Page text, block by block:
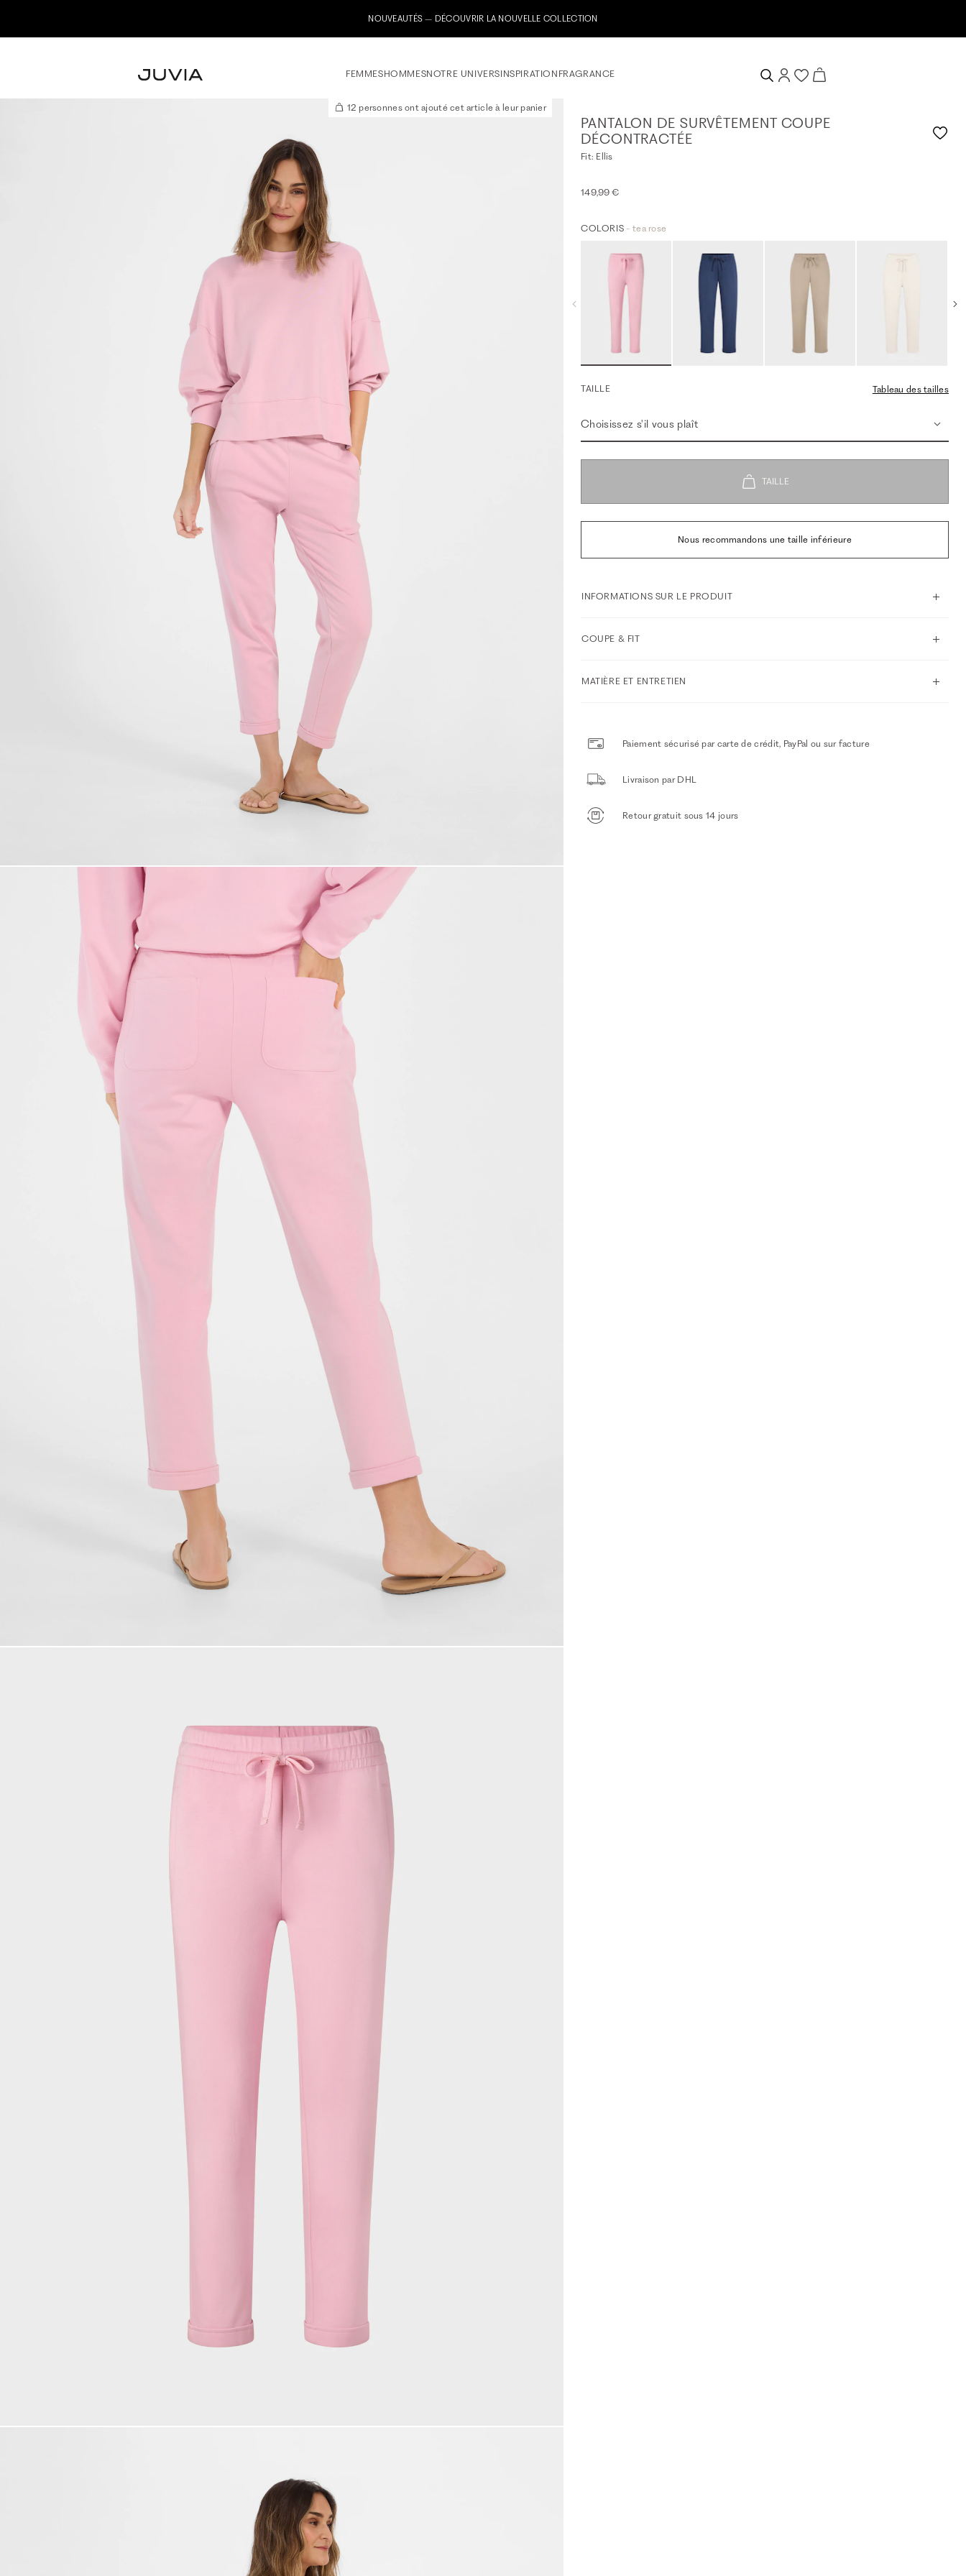
Inscrivez-vous maintenant à notre newsletter & recevez un bon de bienvenue de 10%
FEMMESHOMMESNOTRE UNIVERSINSPIRATION FRAGRANCE
12 personnes ont ajouté cet article à leur panier
PANTALON DE SURVÊTEMENT COUPE
DÉCONTRACTÉE
Fit: Ellis
149,99 €
COLORIS - tea rose
TAILLE Tableau des tailles
Choisissez s'il vous plaît
Nous recommandons une taille inférieure
INFORMATIONS SUR LE PRODUIT
COUPE & FIT
MATIÈRE ET ENTRETIEN
Paiement sécurisé par carte de crédit, PayPal ou sur facture
Livraison par DHL
Retour gratuit sous 14 jours